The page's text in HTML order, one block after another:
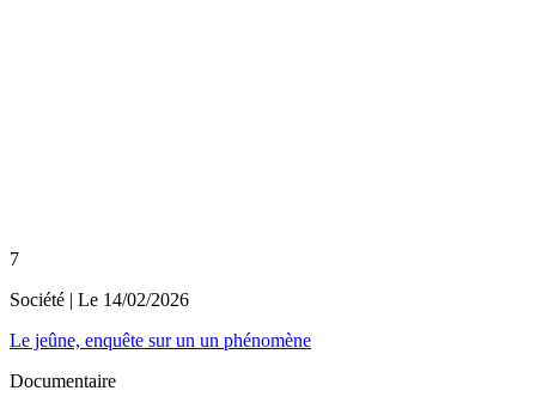
7
Société | Le 14/02/2026
Le jeûne, enquête sur un un phénomène
Documentaire